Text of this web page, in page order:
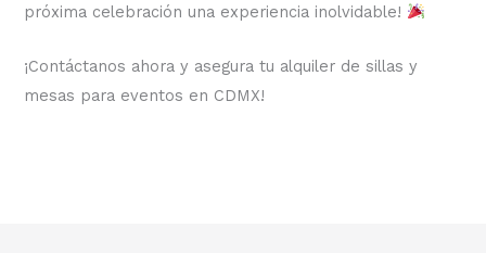
próxima celebración una experiencia inolvidable!
¡Contáctanos ahora y asegura tu alquiler de sillas y
mesas para eventos en CDMX!